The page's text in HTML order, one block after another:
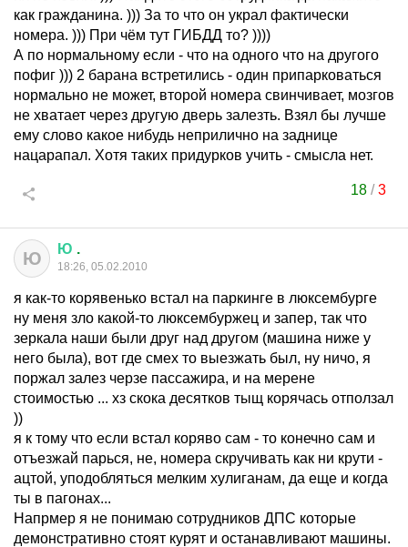
как гражданина. ))) За то что он украл фактически
номера. ))) При чём тут ГИБДД то? ))))
А по нормальному если - что на одного что на другого
пофиг ))) 2 барана встретились - один припарковаться
нормально не может, второй номера свинчивает, мозгов
не хватает через другую дверь залезть. Взял бы лучше
ему слово какое нибудь неприлично на заднице
нацарапал. Хотя таких придурков учить - смысла нет.
18 /3
Ю Ю .
18:26, 05.02.2010
я как-то корявенько встал на паркинге в люксембурге
ну меня зло какой-то люксембуржец и запер, так что
зеркала наши были друг над другом (машина ниже у
него была), вот где смех то выезжать был, ну ничо, я
поржал залез черзе пассажира, и на мерене
стоимостью ... хз скока десятков тыщ корячась отползал
))
я к тому что если встал коряво сам - то конечно сам и
отъезжай парься, не, номера скручивать как ни крути -
ацтой, уподобляться мелким хулиганам, да еще и когда
ты в пагонах...
Напрмер я не понимаю сотрудников ДПС которые
демонстративно стоят курят и останавливают машины.